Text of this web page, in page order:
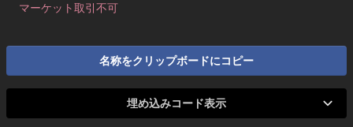
マーケット取引不可
名称をクリップボードにコピー
埋め込みコード表示